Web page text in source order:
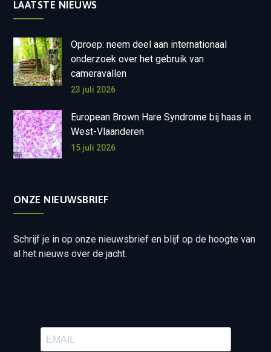
LAATSTE NIEUWS
Oproep: neem deel aan internationaal
onderzoek over het gebruik van
cameravallen
23 juli 2026
European Brown Hare Syndrome bij haas in
West-Vlaanderen
15 juli 2026
ONZE NIEUWSBRIEF
Schrijf je in op onze nieuwsbrief en blijf op de hoogte van
al het nieuws over de jacht.